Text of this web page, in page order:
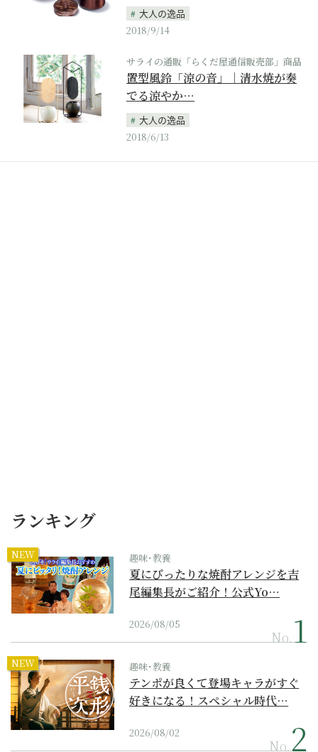
大人の逸品
2018/9/14
サライの通販「らくだ屋通信販売部」商品
置型風鈴「涼の音」｜清水焼が奏
でる涼やか…
大人の逸品
2018/6/13
ランキング
NEW 趣味･教養
夏にぴったりな焼酎アレンジを吉
尾編集長がご紹介！公式Yo…
2026/08/05
No.
NEW 趣味･教養
テンポが良くて登場キャラがすぐ
好きになる！スペシャル時代…
2026/08/02
No.